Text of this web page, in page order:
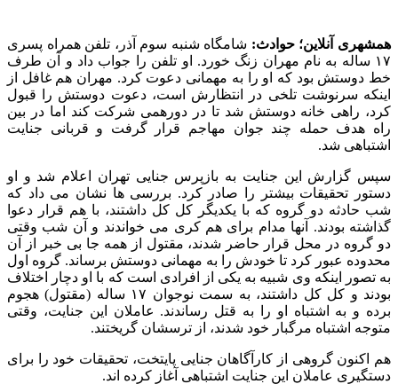
همشهری آنلاین؛ حوادث: شامگاه شنبه سوم آذر، تلفن همراه پسری
۱۷ ساله به نام مهران زنگ خورد. او تلفن را جواب داد و آن طرف
خط دوستش بود که او را به مهمانی دعوت کرد. مهران هم غافل از
اینکه سرنوشت تلخی در انتظارش است، دعوت دوستش را قبول
کرد، راهی خانه دوستش شد تا در دورهمی شرکت کند اما در بین
راه هدف حمله چند جوان مهاجم قرار گرفت و قربانی جنایت
اشتباهی شد.
سپس گزارش این جنایت به بازپرس جنایی تهران اعلام شد و او
دستور تحقیقات بیشتر را صادر کرد. بررسی ها نشان می داد که
شب حادثه دو گروه که با یکدیگر کل کل داشتند، با هم قرار دعوا
گذاشته بودند. آنها مدام برای هم کری می خواندند و آن شب وقتی
دو گروه در محل قرار حاضر شدند، ‌مقتول از همه جا بی خبر از آن
محدوده عبور کرد تا خودش را به مهمانی دوستش برساند. گروه اول
به تصور اینکه وی شبیه به یکی از افرادی است که با او دچار اختلاف
بودند و کل کل داشتند، ‌به سمت نوجوان ۱۷ ساله (مقتول) هجوم
برده و به اشتباه او را به قتل رساندند. عاملان این جنایت، وقتی
متوجه اشتباه مرگبار خود شدند، از ترسشان گریختند.
هم اکنون گروهی از کارآگاهان جنایی پایتخت، تحقیقات خود را برای
دستگیری عاملان این جنایت اشتباهی آغاز کرده اند.